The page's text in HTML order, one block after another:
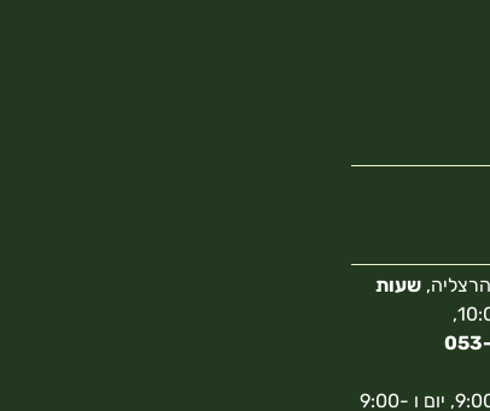
שעות
10:00-18:00,
מספר טלפון: 053-
א-ה 9:00-19:00, יום ו 9:00-